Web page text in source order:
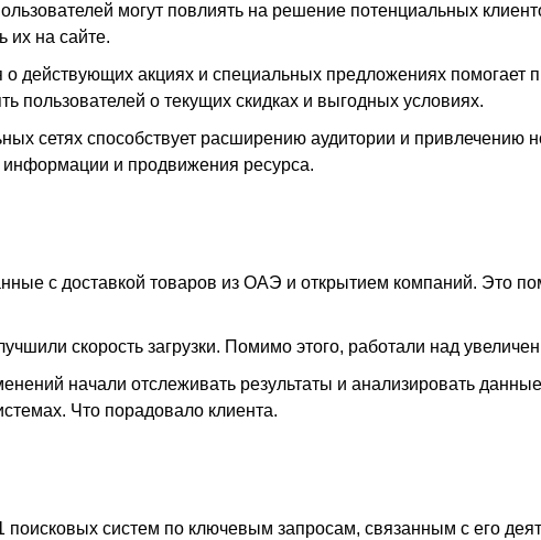
могут повлиять на решение потенциальных
их на сайте.
действующих акциях и специальных предложениях помогает
пользователей о текущих скидках и выгодных условиях.
сетях способствует расширению аудитории и привлечению
и продвижения ресурса.
с доставкой товаров из ОАЭ и открытием компаний. Это
скорость загрузки. Помимо этого, работали над
начали отслеживать результаты и анализировать
Что порадовало клиента.
систем по ключевым запросам, связанным с его